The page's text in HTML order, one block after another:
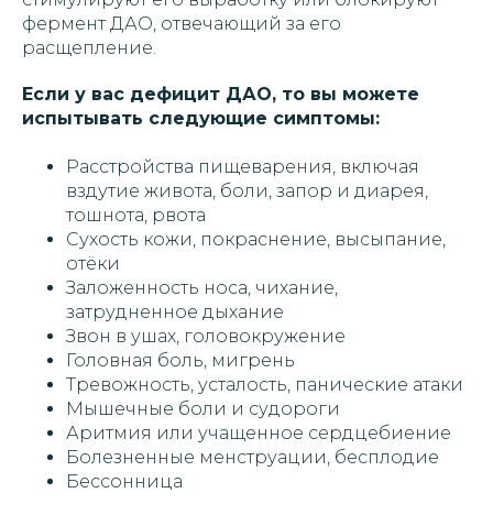
фермент ДАО, отвечающий за его
расщепление.
Если у вас дефицит ДАО, то вы можете
испытывать следующие симптомы:
Расстройства пищеварения, включая
вздутие живота, боли, запор и диарея,
тошнота, рвота
Сухость кожи, покраснение, высыпание,
отёки
Заложенность носа, чихание,
затрудненное дыхание
Звон в ушах, головокружение
Головная боль, мигрень
Тревожность, усталость, панические атаки
Мышечные боли и судороги
Аритмия или учащенное сердцебиение
Болезненные менструации, бесплодие
Бессонница